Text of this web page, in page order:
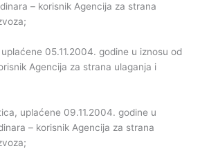
– korisnik Agencija za strana
05.11.2004. godine u iznosu od
Agencija za strana ulaganja i
uplaćene 09.11.2004. godine u
– korisnik Agencija za strana